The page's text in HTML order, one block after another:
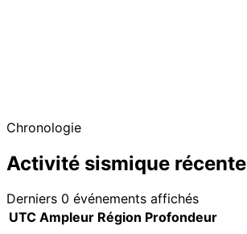
Chronologie
Activité sismique récente
Derniers 0 événements affichés
UTC Ampleur Région Profondeur